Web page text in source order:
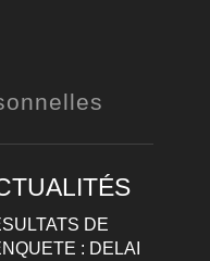
DE
: DELAI